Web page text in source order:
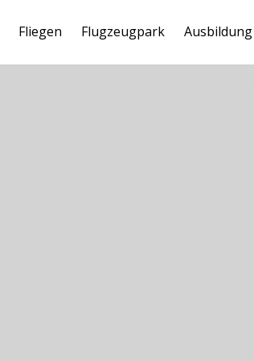
Fliegen Flugzeugpark Ausbildung